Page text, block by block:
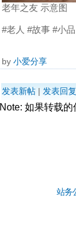
老年之友 示意图
#老人 #故事 #小
by 小爱分享
发表新帖 | 发表回复
Note: 如果转载
站务